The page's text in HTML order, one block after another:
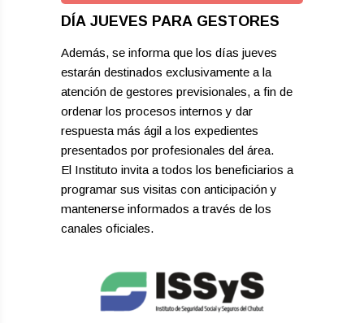
DÍA JUEVES PARA GESTORES
Además, se informa que los días jueves
estarán destinados exclusivamente a la
atención de gestores previsionales, a fin de
ordenar los procesos internos y dar
respuesta más ágil a los expedientes
presentados por profesionales del área.
El Instituto invita a todos los beneficiarios a
programar sus visitas con anticipación y
mantenerse informados a través de los
canales oficiales.